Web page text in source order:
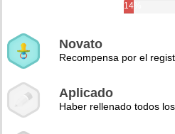
14%
Novato
Recompensa por el
Aplicado
Haber rellenado todos